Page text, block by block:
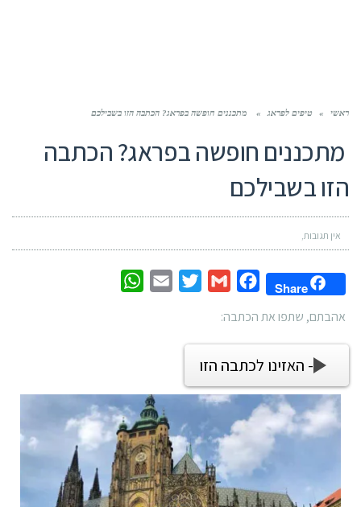
ראשי » טיפים לפראג » מתכננים חופשה בפראג? הכתבה הזו בשבילכם
מתכננים חופשה בפראג? הכתבה
הזו בשבילכם
אין תגובות
Share
Facebook
Gmail
Twitter
Email
אהבתם, שתפו את הכתבה:
- האזינו לכתבה הזו